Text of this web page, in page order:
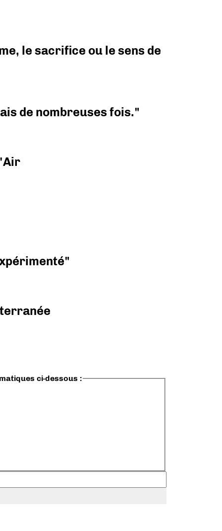
le sacrifice ou le sens de
de nombreuses fois."
ci-dessous :